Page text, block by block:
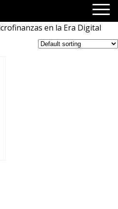
a / 2do Congreso Online de
2021
en la Era Digital